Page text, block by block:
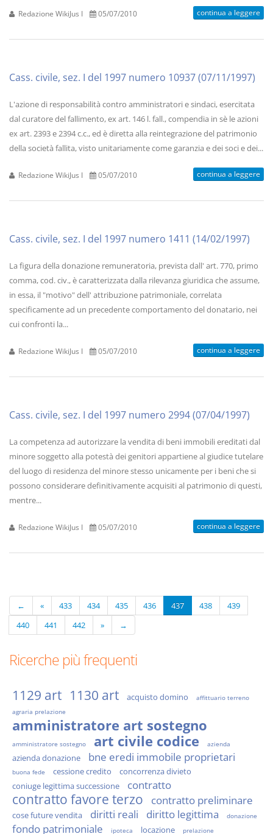
Redazione WikiJus I 05/07/2010 continua a leggere
Cass. civile, sez. I del 1997 numero 10937 (07/11/1997)
L'azione di responsabilità contro amministratori e sindaci, esercitata
dal curatore del fallimento, ex art. 146 l. fall., compendia in sè le azioni
ex art. 2393 e 2394 c.c., ed è diretta alla reintegrazione del patrimonio
della società fallita, visto unitariamente come garanzia e dei soci e dei...
Redazione WikiJus I 05/07/2010 continua a leggere
Cass. civile, sez. I del 1997 numero 1411 (14/02/1997)
La figura della donazione remuneratoria, prevista dall' art. 770, primo
comma, cod. civ., è caratterizzata dalla rilevanza giuridica che assume,
in essa, il "motivo" dell' attribuzione patrimoniale, correlata
specificamente ad un precedente comportamento del donatario, nei
cui confronti la...
Redazione WikiJus I 05/07/2010 continua a leggere
Cass. civile, sez. I del 1997 numero 2994 (07/04/1997)
La competenza ad autorizzare la vendita di beni immobili ereditati dal
minore soggetto alla potestà dei genitori appartiene al giudice tutelare
del luogo di residenza del minore stesso unicamente per i beni che si
possono considerare definitivamente acquisiti al patrimonio di questi,
mentre...
Redazione WikiJus I 05/07/2010 continua a leggere
← « 433 434 435 436 437 438
439
440
441 442 » →
Ricerche più frequenti
1129 art 1130 art acquisto domino
affittuario terreno
agraria prelazione
amministratore art sostegno
amministratore sostegno art civile codice azienda
azienda donazione bne eredi immobile proprietari
buona fede cessione credito
concorrenza divieto
coniuge legittima successione
contratto
contratto favore terzo contratto preliminare
cose future vendita diritti reali diritto legittima donazione
fondo patrimoniale ipoteca locazione
prelazione